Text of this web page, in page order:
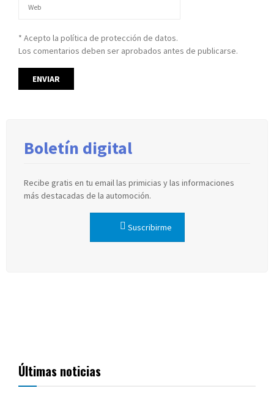
* Acepto la política de protección de datos.
Los comentarios deben ser aprobados antes de publicarse.
Boletín digital
Recibe gratis en tu email las primicias y las informaciones
más destacadas de la automoción.
Suscribirme
Últimas noticias